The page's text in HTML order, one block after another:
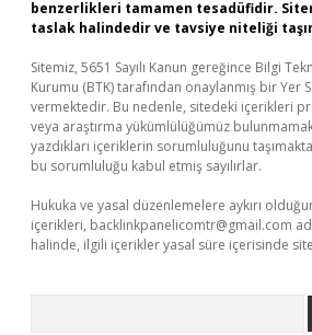
benzerlikleri tamamen tesadüfidir.
taslak halindedir ve tavsiye niteliği
Sitemiz, 5651 Sayılı Kanun gereğince Bilgi
Kurumu (BTK) tarafından onaylanmış bir Yer
vermektedir. Bu nedenle, sitedeki içerikleri
veya araştırma yükümlülüğümüz
yazdıkları içeriklerin sorumluluğunu
bu sorumluluğu kabul etmiş sayılırlar.
Hukuka ve yasal düzenlemelere aykırı
içerikleri, backlinkpanelicomtr@gmail.com
halinde, ilgili içerikler yasal süre içerisinde